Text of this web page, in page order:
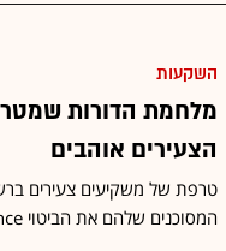
השקעות
מלחמת הדורות
הצעירים אוהבים
טרפת של משקיעים צעירים
המסוכנים שלהם את הביטוי YOLO - You only live once (חיים רק פעם אחת)